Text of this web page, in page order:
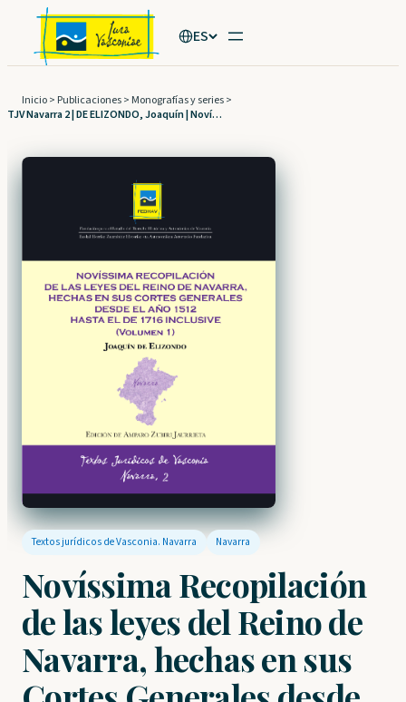
Saltar
contenido
ES
Inicio> Publicaciones> Monografías y series>
TJV Navarra 2 | DE ELIZONDO, Joaquín | Novíssima Recopilación de las leyes del Reino de Navarra, hechas en sus Cortes Generales desde el año 1512 hasta el de 1716 inclusive (Volumen 1)
Textos jurídicos de Vasconia. Navarra Navarra
Novíssima Recopilación
de las leyes del Reino de
Navarra, hechas en sus